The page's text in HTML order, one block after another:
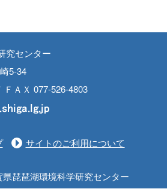
究センター
5-34
ＦＡＸ 077-526-4803
サイトのご利用について
琵琶湖環境科学研究センター